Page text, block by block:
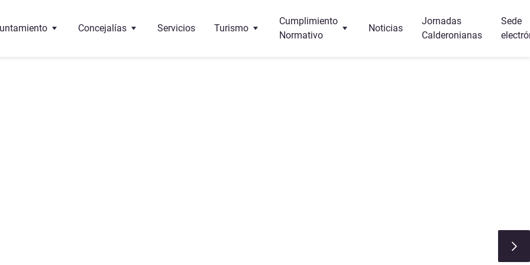
Concejalías Servicios Turismo
Cumplimiento
Normativo
Noticias
Jornadas
Calderonianas
Sede